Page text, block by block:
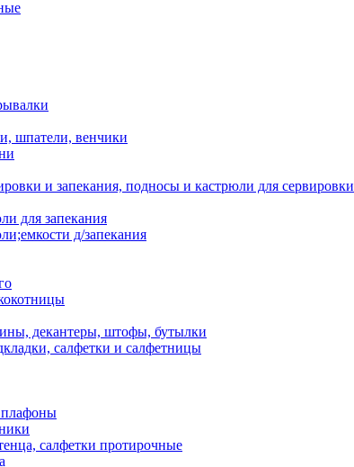
шпатели, венчики
и запекания, подносы и кастрюли для сервировки
для запекания
д/запекания
декантеры, штофы, бутылки
салфетки и салфетницы
салфетки протирочные